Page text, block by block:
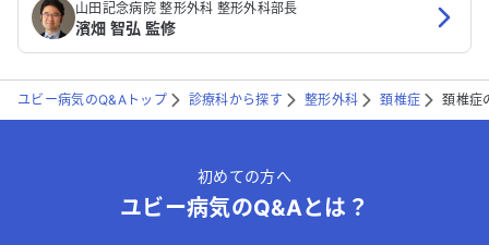
山田記念病院 整形外科 整形外科部長
濱畑 智弘 監修
ユビー病気のQ&Aトップ 診療科から探す 整形外科 頚椎症 頚椎症
初めての方へ
ユビー病気のQ&Aとは？